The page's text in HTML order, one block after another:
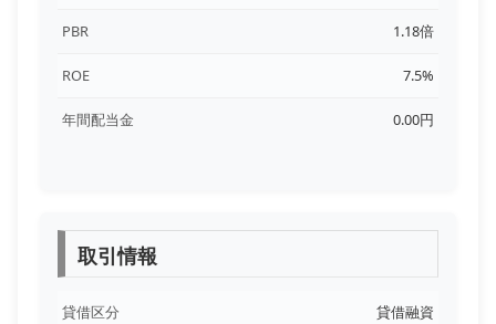
PBR 1.18倍
ROE 7.5%
年間配当金 0.00円
取引情報
貸借区分 貸借融資